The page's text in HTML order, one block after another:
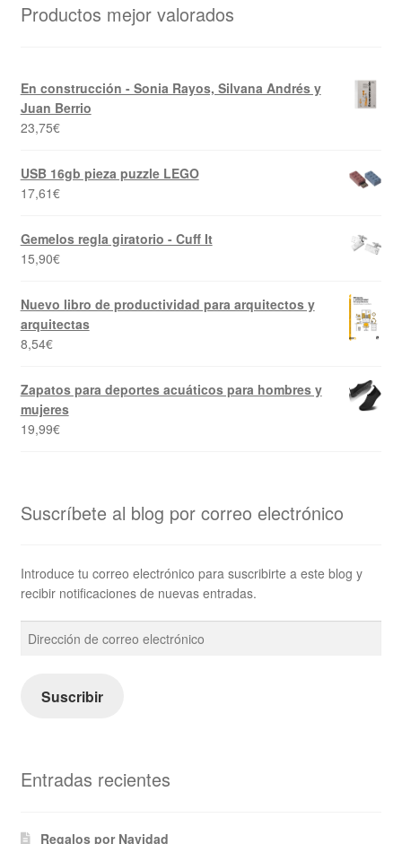
Productos mejor valorados
En construcción - Sonia Rayos, Silvana Andrés y
Juan Berrio
23,75€
USB 16gb pieza puzzle LEGO
17,61€
Gemelos regla giratorio - Cuff It
15,90€
Nuevo libro de productividad para arquitectos y
arquitectas
8,54€
Zapatos para deportes acuáticos para hombres y
mujeres
19,99€
Suscríbete al blog por correo electrónico
Introduce tu correo electrónico para suscribirte a este blog y
recibir notificaciones de nuevas entradas.
Dirección
de
electrónico
Suscribir
Entradas recientes
Regalos por Navidad